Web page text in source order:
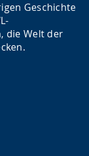
Geschichte
die Welt der